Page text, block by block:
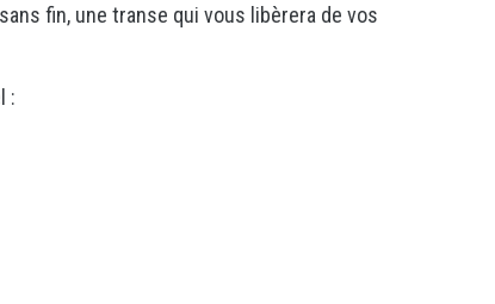
fin, une transe qui vous libèrera de vos
: